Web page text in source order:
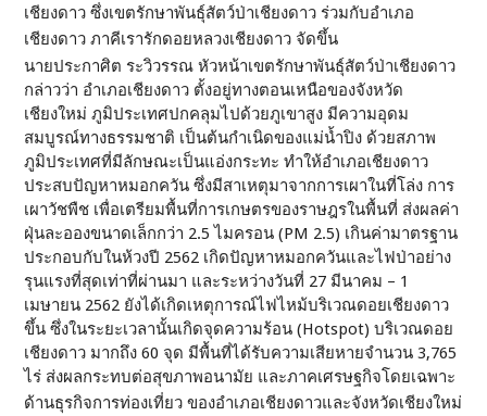
เชียงดาว ซึ่งเขตรักษาพันธุ์สัตว์ป่าเชียงดาว ร่วมกับอำเภอ
เชียงดาว ภาคีเรารักดอยหลวงเชียงดาว จัดขึ้น
นายประกาศิต ระวิวรรณ หัวหน้าเขตรักษาพันธุ์สัตว์ป่าเชียงดาว
กล่าวว่า อำเภอเชียงดาว ตั้งอยู่ทางตอนเหนือของจังหวัด
เชียงใหม่ ภูมิประเทศปกคลุมไปด้วยภูเขาสูง มีความอุดม
สมบูรณ์ทางธรรมชาติ เป็นต้นกำเนิดของแม่น้ำปิง ด้วยสภาพ
ภูมิประเทศที่มีลักษณะเป็นแอ่งกระทะ ทำให้อำเภอเชียงดาว
ประสบปัญหาหมอกควัน ซึ่งมีสาเหตุมาจากการเผาในที่โล่ง การ
เผาวัชพืช เพื่อเตรียมพื้นที่การเกษตรของราษฎรในพื้นที่ ส่งผลค่า
ฝุ่นละอองขนาดเล็กกว่า 2.5 ไมครอน (PM 2.5) เกินค่ามาตรฐาน
ประกอบกับในห้วงปี 2562 เกิดปัญหาหมอกควันและไฟป่าอย่าง
รุนแรงที่สุดเท่าที่ผ่านมา และระหว่างวันที่ 27 มีนาคม – 1
เมษายน 2562 ยังได้เกิดเหตุการณ์ไฟไหม้บริเวณดอยเชียงดาว
ขึ้น ซึ่งในระยะเวลานั้นเกิดจุดความร้อน (Hotspot) บริเวณดอย
เชียงดาว มากถึง 60 จุด มีพื้นที่ได้รับความเสียหายจำนวน 3,765
ไร่ ส่งผลกระทบต่อสุขภาพอนามัย และภาคเศรษฐกิจโดยเฉพาะ
ด้านธุรกิจการท่องเที่ยว ของอำเภอเชียงดาวและจังหวัดเชียงใหม่